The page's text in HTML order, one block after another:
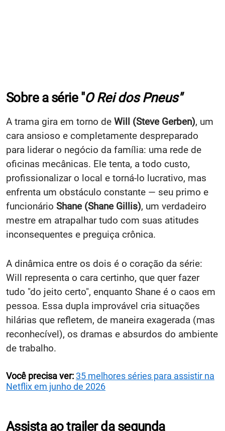
Sobre a série "O Rei dos Pneus"
A trama gira em torno de Will (Steve Gerben), um
cara ansioso e completamente despreparado
para liderar o negócio da família: uma rede de
oficinas mecânicas. Ele tenta, a todo custo,
profissionalizar o local e torná-lo lucrativo, mas
enfrenta um obstáculo constante — seu primo e
funcionário Shane (Shane Gillis), um verdadeiro
mestre em atrapalhar tudo com suas atitudes
inconsequentes e preguiça crônica.
A dinâmica entre os dois é o coração da série:
Will representa o cara certinho, que quer fazer
tudo "do jeito certo", enquanto Shane é o caos em
pessoa. Essa dupla improvável cria situações
hilárias que refletem, de maneira exagerada (mas
reconhecível), os dramas e absurdos do ambiente
de trabalho.
Você precisa ver: 35 melhores séries para assistir na
Netflix em junho de 2026
Assista ao trailer da segunda